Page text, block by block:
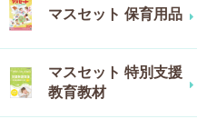
マスセット 保育用品
マスセット 特別支援
教育教材